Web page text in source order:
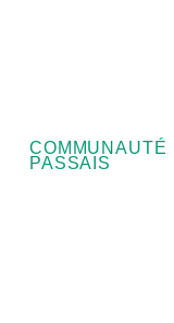
COMMUNAUTÉ
PASSAIS